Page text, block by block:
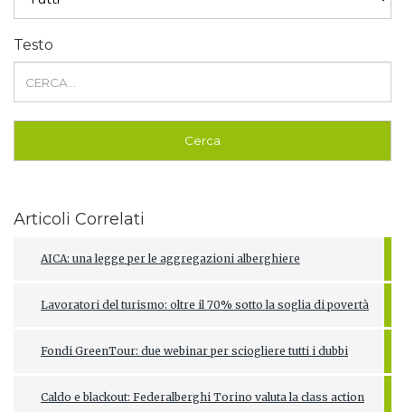
Testo
Articoli Correlati
AICA: una legge per le aggregazioni alberghiere
Lavoratori del turismo: oltre il 70% sotto la soglia di povertà
Fondi GreenTour: due webinar per sciogliere tutti i dubbi
Caldo e blackout: Federalberghi Torino valuta la class action